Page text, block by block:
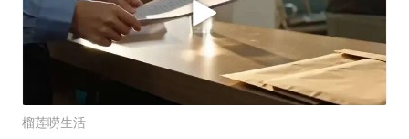
榴莲唠生活